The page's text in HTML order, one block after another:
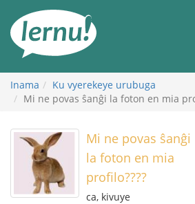
rupapuro
rw'ibirimwo
Inama
Ku vyerekeye urubuga
Mi ne povas ŝanĝi la foton en mia
Mi ne povas ŝanĝi
la foton en mia
profilo????
ca, kivuye